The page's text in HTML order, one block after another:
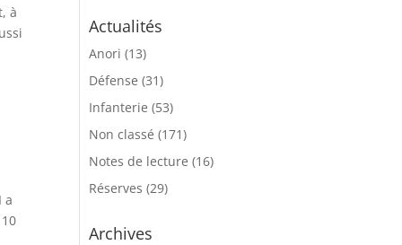
à
a
Actualités
Anori (13)
Défense (31)
Infanterie (53)
Non classé (171)
Notes de lecture (16)
Réserves (29)
Archives